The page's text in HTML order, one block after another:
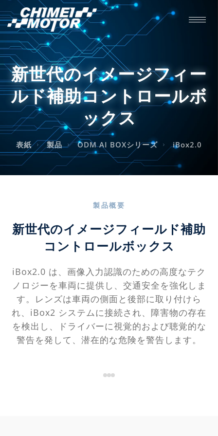
新世代のイメージフィー
ルド補助コントロールボ
ックス
表紙 製品 ODM AI BOXシリーズ iBox2.0
製品概要
新世代のイメージフィールド補助
コントロールボックス
iBox2.0 は、画像入力認識のための高度なテク
ノロジーを車両に提供し、交通安全を強化しま
す。レンズは車両の側面と後部に取り付けら
れ、iBox2 システムに接続され、障害物の存在
を検出し、ドライバーに視覚的および聴覚的な
警告を発して、潜在的な危険を警告します。